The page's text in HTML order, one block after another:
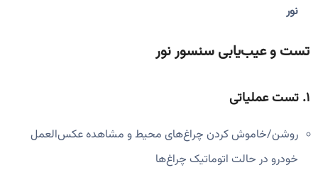
نور
تست و عیب‌یابی سنسور نور
۱. تست عملیاتی
روشن/خاموش کردن چراغ‌های محیط و مشاهده عکس‌العمل
خودرو در حالت اتوماتیک چراغ‌ها